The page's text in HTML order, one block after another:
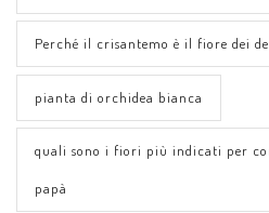
Perché il crisantemo è il fiore dei
pianta di orchidea bianca
quali sono i fiori più indicati per
papà